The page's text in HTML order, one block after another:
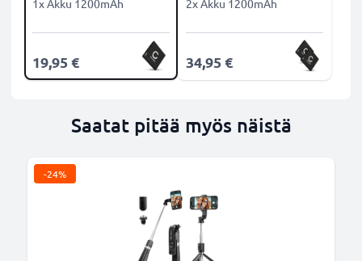
1x Akku 1200mAh
19,95 €
2x Akku 1200mAh
34,95 €
Saatat pitää myös näistä
-24%